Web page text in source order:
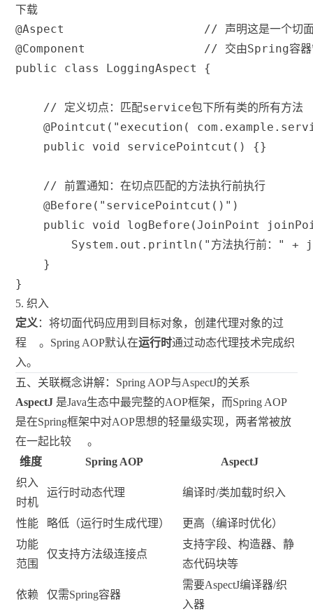
下载
@Aspect
// 声明这是一个切
@Component
// 交由Spring容器
public
class LoggingAspect {
// 定义切点：匹配service包下所有类的所有方法
@Pointcut ( "execution(
public
void servicePointcut ( ) {}
// 前置通知：在切点匹配的方法执行前执行
@Before ( "servicePointcut()" )
public
void logBefore (JoinPoint
System . out . println ( "方法执行前：" +
}
}
5. 织入
定义 ：将切面代码应用到目标对象，创建代理对象的过
程
。Spring AOP默认在运行时通过动态代理技术完成织
入。
五、关联概念讲解：Spring AOP与AspectJ的关系
AspectJ 是Java生态中最完整的AOP框架，而Spring AOP
是在Spring框架中对AOP思想的轻量级实现，两者常被放
在一起比较
。
维度
Spring AOP
AspectJ
织入
时机
运行时动态代理 编译时/类加载时织入
性能 略低（运行时生成代理）
更高（编译时优化）
功能
范围
仅支持方法级连接点
支持字段、构造器、静
态代码块等
依赖 仅需Spring容器
需要AspectJ编译器/织
入器